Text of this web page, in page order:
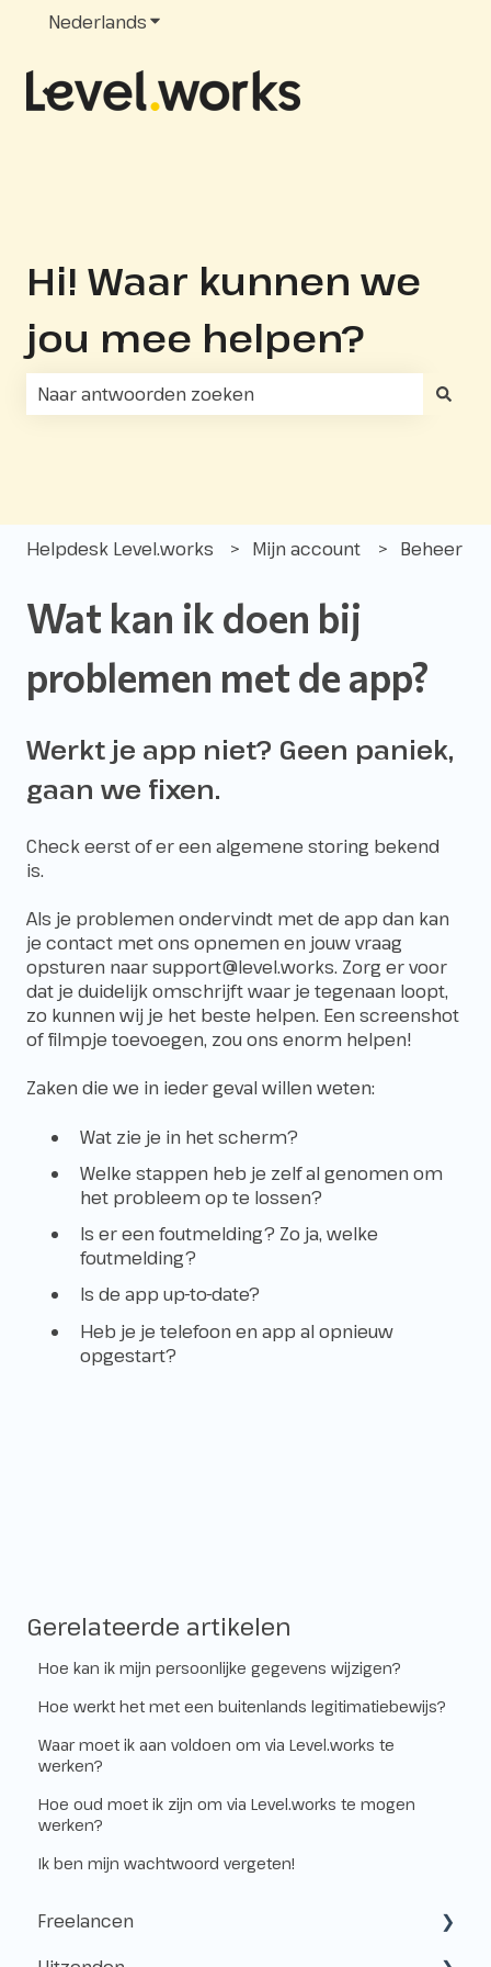
NederlandsSubmenu tonen voor vertalingen
Hi! Waar kunnen we
jou mee helpen?
Helpdesk Level.works Mijn account Beheer
Wat kan ik doen bij
problemen met de app?
Werkt je app niet? Geen paniek,
gaan we fixen.
Check eerst of er een algemene storing bekend
is.
Als je problemen ondervindt met de app dan kan
je contact met ons opnemen en jouw vraag
opsturen naarsupport@level.works. Zorg er voor
dat je duidelijk omschrijft waar je tegenaan loopt,
zo kunnen wij je het beste helpen. Een screenshot
of filmpje toevoegen, zou ons enorm helpen!
Zaken die we in ieder geval willen weten:
Wat zie je in het scherm?
Welke stappen heb je zelf al genomen om
het probleem op te lossen?
Is er een foutmelding? Zo ja, welke
foutmelding?
Is de app up-to-date?
Heb je je telefoon en app al opnieuw
opgestart?
Gerelateerde artikelen
Hoe kan ik mijn persoonlijke gegevens wijzigen?
Hoe werkt het met een buitenlands legitimatiebewijs?
Waar moet ik aan voldoen om via Level.works te
werken?
Hoe oud moet ik zijn om via Level.works te mogen
werken?
Ik ben mijn wachtwoord vergeten!
Freelancen